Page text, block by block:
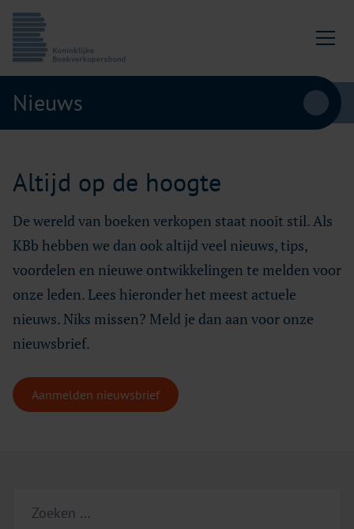
Ga naar content
Nieuws
Altijd op de hoogte
De wereld van boeken verkopen staat nooit stil. Als
KBb hebben we dan ook altijd veel nieuws, tips,
voordelen en nieuwe ontwikkelingen te melden voor
onze leden. Lees hieronder het meest actuele
nieuws. Niks missen? Meld je dan aan voor onze
nieuwsbrief.
Aanmelden nieuwsbrief